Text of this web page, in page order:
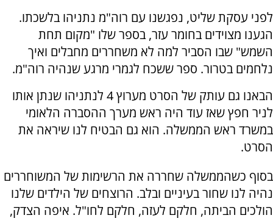
לפני עסקת שליט, נפגשנו עם רוה"מ נתניהו בלשכתו.
הגענו מצוידים בחומר עזר, בספר שלו "מקום תחת
השמש" שבו הסביר למה לא משחררים מחבלים ואיך
נלחמים בטרור. ספר ששכח לגמרי מרגע שנהיה רוה"מ.
הבאנו גם עותק של הסרט מערוץ 4 לנתניהו שנתן אותו
לניר חפץ שאז עוד היה ראש מערך ההסברה הלאומי
במשרד ראש הממשלה. הוא גם הבטיח לנו שיראה את
הסרט.
בסוף כשהממשלה שחררה את הרשימות של המשוחררים
נהיה לנו שחור בעיניים ובלב. הרוצחים של הילדים שלנו
הולכים הביתה, חלקם לעזה, חלקם לחו"ל. איפה הצדק,